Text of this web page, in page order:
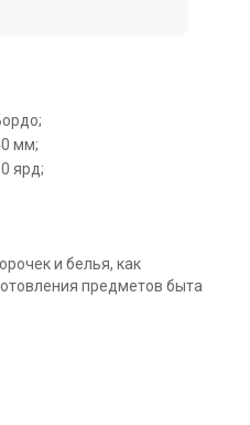
мм;
ярд;
и белья, как
предметов быта